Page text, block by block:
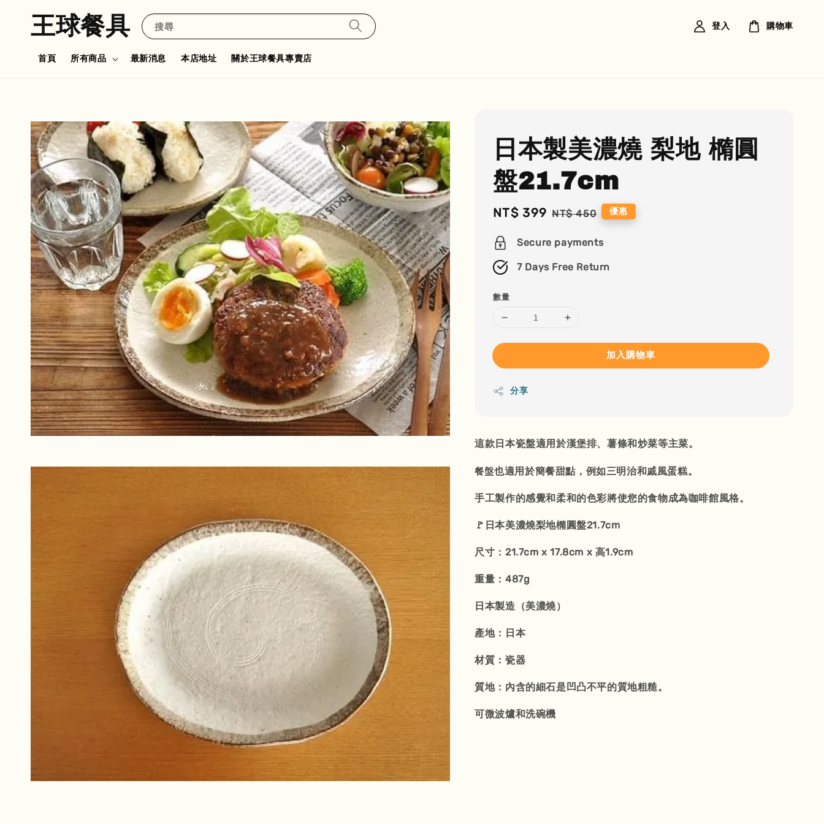
王球餐具 搜尋
首頁 所有商品 最新消息 本店地址 關於王球餐具專賣店
登入 購物車
日本製美濃燒 梨地 橢圓
盤21.7cm
Sale
NT$ 399 Regular
NT$ 450 優惠
Secure payments
7 Days Free Return
數量
加入購物車
分享
這款日本瓷盤適用於漢堡排、薯條和炒菜等主菜。
餐盤也適用於簡餐甜點，例如三明治和戚風蛋糕。
手工製作的感覺和柔和的色彩將使您的食物成為咖啡館風格。
🚩日本美濃燒梨地橢圓盤21.7cm
尺寸：21.7cm x 17.8cm x 高1.9cm
重量：487g
日本製造（美濃燒）
產地：日本
材質：瓷器
質地：內含的細石是凹凸不平的質地粗糙。
可微波爐和洗碗機